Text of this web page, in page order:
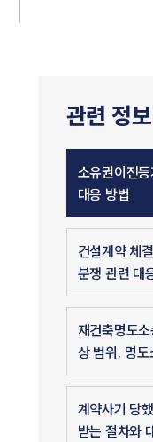
관련 정보
소유권이전
대응 방법
건설계약 체
분쟁 관련 대
재건축명도
상 범위, 명도
계약사기 당
받는 절차와